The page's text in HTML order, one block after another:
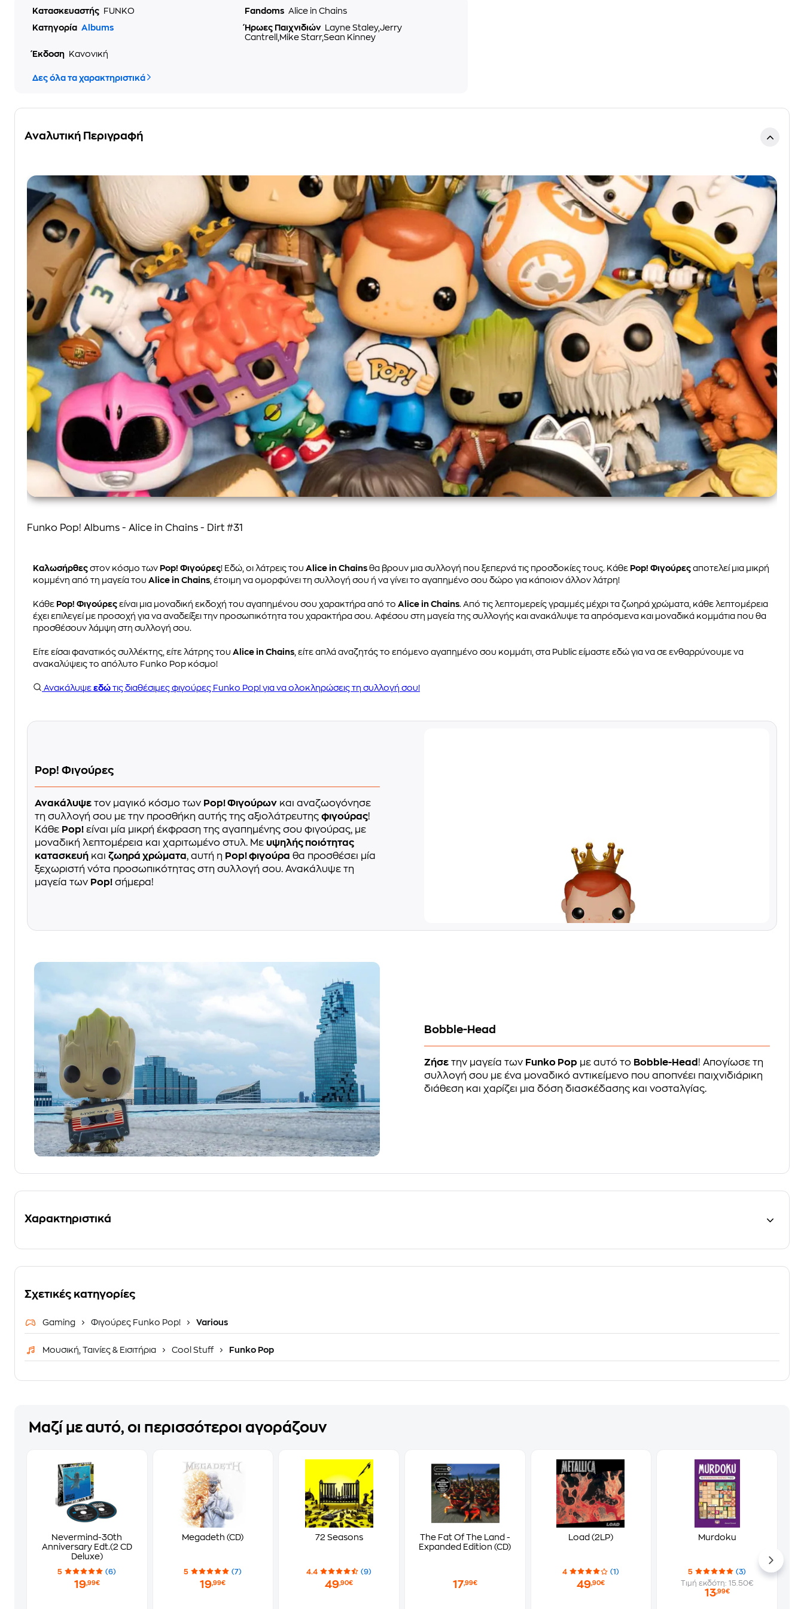
Κατασκευαστής FUNKO Fandoms Alice in Chains
Κατηγορία Albums Ήρωες Παιχνιδιών
Layne Staley,Jerry
Cantrell,Mike Starr,Sean Kinney
Έκδοση
Κανονική
Δες όλα τα χαρακτηριστικά
Αναλυτική Περιγραφή
Funko Pop! Albums - Alice in Chains - Dirt #31
Καλωσήρθες στον κόσμο των Pop! Φιγούρες! Εδώ, οι λάτρεις του Alice in Chains θα βρουν μια συλλογή που ξεπερνά τις προσδοκίες τους. Κάθε Pop! Φιγούρες αποτελεί μια μικρή
κομμένη από τη μαγεία του Alice in Chains , έτοιμη να ομορφύνει τη συλλογή σου ή να γίνει το αγαπημένο σου δώρο για κάποιον άλλον λάτρη!
Κάθε Pop! Φιγούρες είναι μια μοναδική εκδοχή του αγαπημένου σου χαρακτήρα από το Alice in Chains. Από τις λεπτομερείς γραμμές μέχρι τα ζωηρά χρώματα, κάθε λεπτομέρεια
έχει επιλεγεί με προσοχή για να αναδείξει την προσωπικότητα του χαρακτήρα σου. Αφέσου στη μαγεία της συλλογής και ανακάλυψε τα απρόσμενα και μοναδικά κομμάτια που θα
προσθέσουν λάμψη στη συλλογή σου.
Είτε είσαι φανατικός συλλέκτης, είτε λάτρης του Alice in Chains , είτε απλά αναζητάς το επόμενο αγαπημένο σου κομμάτι, στα Public είμαστε εδώ για να σε ενθαρρύνουμε να
ανακαλύψεις το απόλυτο Funko Pop κόσμο!
Ανακάλυψε εδώ τις διαθέσιμες φιγούρες Funko Pop! για να ολοκληρώσεις τη συλλογή σου!
Pop! Φιγούρες
Ανακάλυψε τον μαγικό κόσμο των Pop! Φιγούρων και αναζωογόνησε
τη συλλογή σου με την προσθήκη αυτής της αξιολάτρευτης φιγούρας!
Κάθε Pop! είναι μία μικρή έκφραση της αγαπημένης σου φιγούρας, με
μοναδική λεπτομέρεια και χαριτωμένο στυλ. Με υψηλής ποιότητας
κατασκευή και ζωηρά χρώματα, αυτή η Pop! φιγούρα θα προσθέσει μία
ξεχωριστή νότα προσωπικότητας στη συλλογή σου. Ανακάλυψε τη
μαγεία των Pop! σήμερα!
Bobble-Head
Ζήσε την μαγεία των Funko Pop με αυτό το Bobble-Head ! Απογίωσε τη
συλλογή σου με ένα μοναδικό αντικείμενο που αποπνέει παιχνιδιάρικη
διάθεση και χαρίζει μια δόση διασκέδασης και νοσταλγίας.
Χαρακτηριστικά
Σχετικές κατηγορίες
Gaming Φιγούρες Funko Pop! Various
Μουσική, Ταινίες & Εισιτήρια Cool Stuff Funko Pop
Μαζί με αυτό, οι περισσότεροι αγοράζουν
Nevermind-30th
Anniversary Edt.(2 CD
Deluxe)
5 (6)
19,99€
Megadeth (CD)
5 (7)
19,99€
72 Seasons
4.4 (9)
49,90€
The Fat Of The Land -
Expanded Edition (CD)
17,99€
Load (2LP)
4 (1)
49,90€
Murdoku
5
(3)
Τιμή εκδότη: 15.50€
13,99€